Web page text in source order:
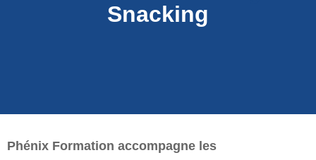
Snacking
Phénix Formation accompagne les